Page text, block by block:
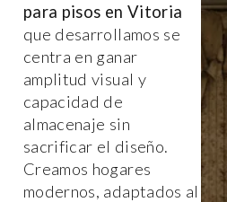
para pisos en Vitoria
que desarrollamos se
centra en ganar
amplitud visual y
capacidad de
almacenaje sin
sacrificar el diseño.
Creamos hogares
modernos, adaptados al